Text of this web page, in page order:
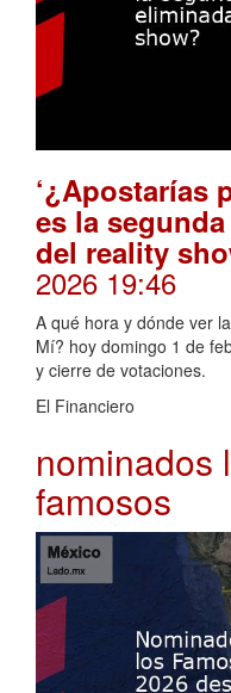
‘¿Apostarías
es la
del reality
2026 19:46
A qué hora y dónde ver
Mí? hoy domingo 1 de
y cierre de votaciones.
El Financiero
nominados
famosos